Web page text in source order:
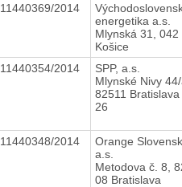
11440369/2014
energetika a.s.
Mlynská 31, 042
Košice
11440354/2014
SPP, a.s.
Mlynské Nivy
82511 Bratislava
26
11440348/2014
Orange
a.s.
Metodova č. 8,
08 Bratislava